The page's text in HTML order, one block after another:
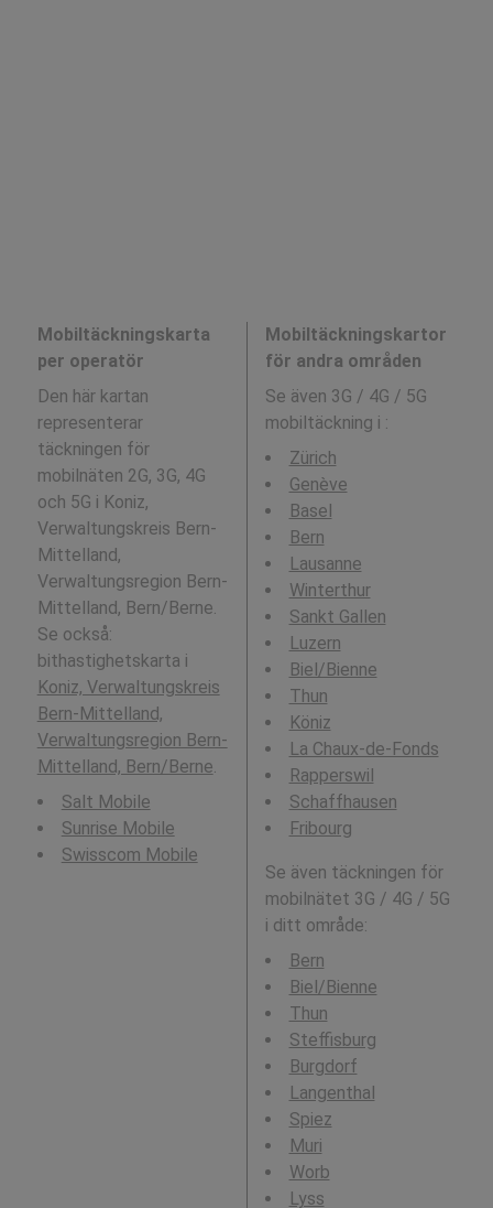
Mobiltäckningskarta
per operatör
Den här kartan
representerar
täckningen för
mobilnäten 2G, 3G, 4G
och 5G i Koniz,
Verwaltungskreis Bern-
Mittelland,
Verwaltungsregion Bern-
Mittelland, Bern/Berne.
Se också:
bithastighetskarta i
Koniz, Verwaltungskreis
Bern-Mittelland,
Verwaltungsregion Bern-
Mittelland, Bern/Berne.
Salt Mobile
Sunrise Mobile
Swisscom Mobile
Mobiltäckningskartor
för andra områden
Se även 3G / 4G / 5G
mobiltäckning i :
Zürich
Genève
Basel
Bern
Lausanne
Winterthur
Sankt Gallen
Luzern
Biel/Bienne
Thun
Köniz
La Chaux-de-Fonds
Rapperswil
Schaffhausen
Fribourg
Se även täckningen för
mobilnätet 3G / 4G / 5G
i ditt område:
Bern
Biel/Bienne
Thun
Steffisburg
Burgdorf
Langenthal
Spiez
Muri
Worb
Lyss